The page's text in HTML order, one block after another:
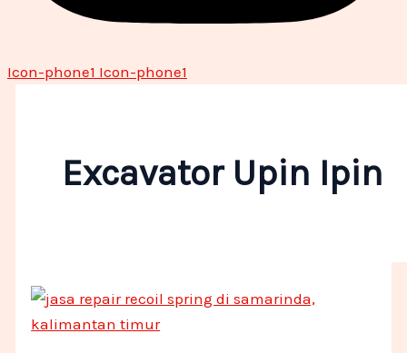
Icon-phone1 Icon-phone1
Excavator Upin Ipin